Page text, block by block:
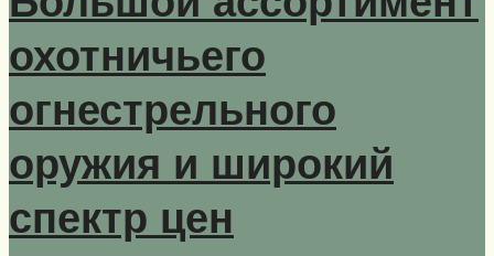
охотничьего
огнестрельного
оружия и широкий
спектр цен